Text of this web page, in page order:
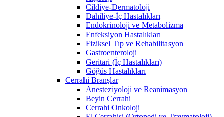
Cildiye-Dermatoloji
Dahiliye-İç Hastalıkları
Endokrinoloji ve Metabolizma
Enfeksiyon Hastalıkları
Fiziksel Tıp ve Rehabilitasyon
Gastroenteroloji
Geritari (İç Hastalıkları)
Göğüs Hastalıkları
Cerrahi Branşlar
Anesteziyoloji ve Reanimasyon
Beyin Cerrahi
Cerrahi Onkoloji